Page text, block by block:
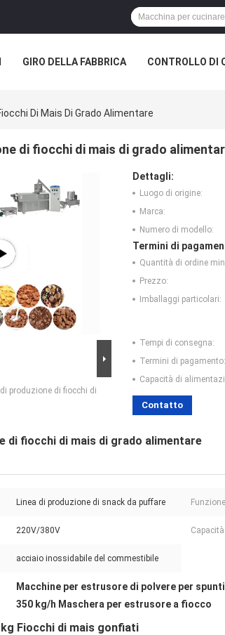
GIRO DELLA FABBRICA CONTROLLO DI
Di Mais Di Grado Alimentare
di fiocchi di mais di grado
produzione di fiocchi di
Dettagli:
Luogo di origine:
Marca:
Numero di modello:
Termini di
Quantità di ordine
Prezzo:
Imballaggi particolari:
Tempi di consegna:
Termini di pagamento:
Capacità di
Contatto
di fiocchi di mais di grado alimentare
Linea di produzione di snack da puffare
220V/380V Capacità:
acciaio inossidabile del commestibile
Macchine per estrusore di polvere per
350 kg/h Maschera per estrusore a fiocco
Fiocchi di mais gonfiati